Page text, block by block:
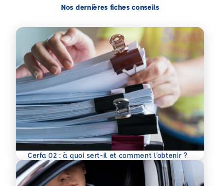
Nos dernières fiches conseils
Cerfa 02 : à quoi sert-il et comment l’obtenir ?
En savoir plus